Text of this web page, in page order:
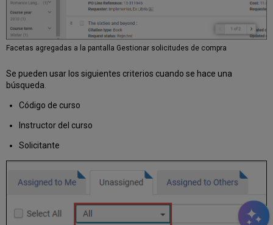
Facetas agregadas a la pantalla Gestionar solicitudes de compra
Se pueden usar los siguientes criterios cuando se hace una
búsqueda.
Código de curso
Instructor del curso
Solicitante